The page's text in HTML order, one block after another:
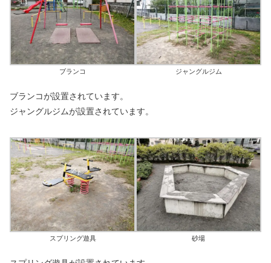
ブランコ ジャングルジム
ブランコが設置されています。
ジャングルジムが設置されています。
スプリング遊具 砂場